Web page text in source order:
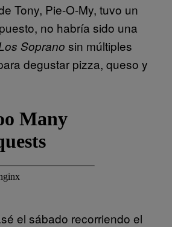
Tony, Pie-O-My, tuvo un
no habría sido una
Soprano sin múltiples
degustar pizza, queso y
el sábado recorriendo el